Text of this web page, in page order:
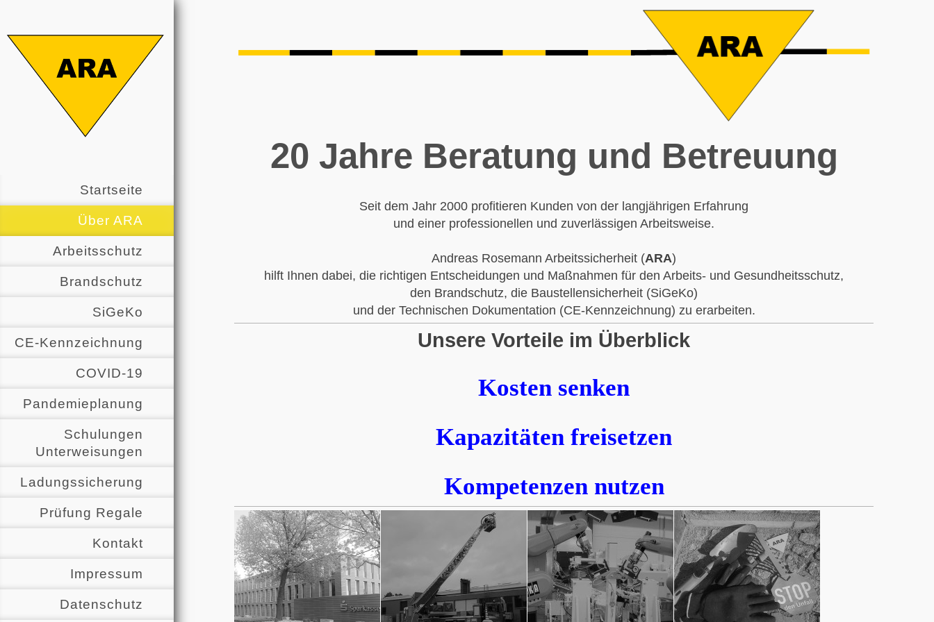
Startseite
Über ARA
Arbeitsschutz
Brandschutz
SiGeKo
CE-Kennzeichnung
COVID-19
Pandemieplanung
Schulungen
Unterweisungen
Ladungssicherung
Prüfung Regale
Kontakt
Impressum
Datenschutz
20 Jahre Beratung und Betreuung
Seit dem Jahr 2000 profitieren Kunden von der langjährigen Erfahrung
und einer professionellen und zuverlässigen Arbeitsweise.
Andreas Rosemann Arbeitssicherheit (ARA)
hilft Ihnen dabei, die richtigen Entscheidungen und Maßnahmen für den Arbeits- und Gesundheitsschutz,
den Brandschutz, die Baustellensicherheit (SiGeKo)
und der Technischen Dokumentation (CE-Kennzeichnung) zu erarbeiten.
Unsere Vorteile im Überblick
Kosten senken
Kapazitäten freisetzen
Kompetenzen nutzen